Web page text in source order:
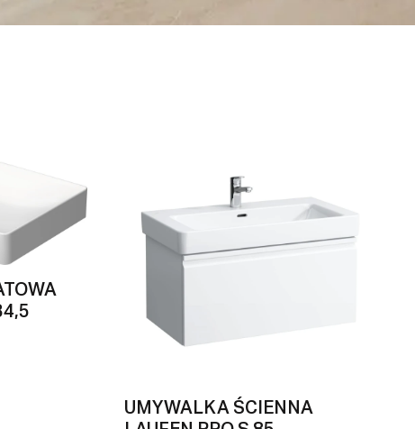
UMYWALKA ŚCIENNA